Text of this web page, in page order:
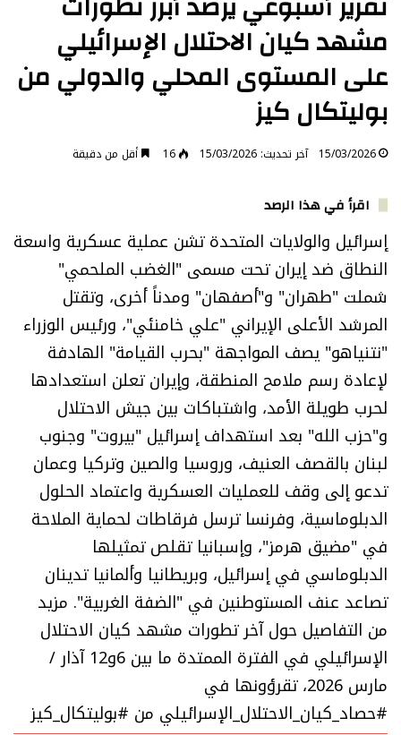
مشهد كيان الاحتلال الإسرائيلي
على المستوى المحلي والدولي من
بوليتكال كيز
15/03/2026 آخر تحديث: 15/03/2026 16 أقل من دقيقة
اقرأ في هذا الرصد
إسرائيل والولايات المتحدة تشن عملية عسكرية واسعة
النطاق ضد إيران تحت مسمى "الغضب الملحمي"
شملت "طهران" و"أصفهان" ومدناً أخرى، وتقتل
المرشد الأعلى الإيراني "علي خامنئي"، ورئيس الوزراء
"نتنياهو" يصف المواجهة "بحرب القيامة" الهادفة
لإعادة رسم ملامح المنطقة، وإيران تعلن استعدادها
لحرب طويلة الأمد، واشتباكات بين جيش الاحتلال
و"حزب الله" بعد استهداف إسرائيل "بيروت" وجنوب
لبنان بالقصف العنيف، وروسيا والصين وتركيا وعمان
تدعو إلى وقف للعمليات العسكرية واعتماد الحلول
الدبلوماسية، وفرنسا ترسل فرقاطات لحماية الملاحة
في "مضيق هرمز"، وإسبانيا تقلص تمثيلها
الدبلوماسي في إسرائيل، وبريطانيا وألمانيا تدينان
تصاعد عنف المستوطنين في "الضفة الغربية". مزيد
من التفاصيل حول آخر تطورات مشهد كيان الاحتلال
الإسرائيلي في الفترة الممتدة ما بين 6و12 آذار /
مارس 2026، تقرؤونها في
#حصاد_كيان_الاحتلال_الإسرائيلي من #بوليتكال_كيز